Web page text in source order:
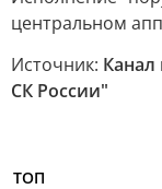
центральном
Источник:
СК России"
ТОП